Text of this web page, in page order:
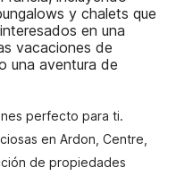
y chalets que
en una
vacaciones de
una aventura de
perfecto para ti.
en Ardon, Centre,
de propiedades